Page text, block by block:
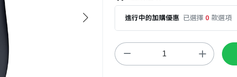
進行中的加購優惠 已選擇 0 款選項